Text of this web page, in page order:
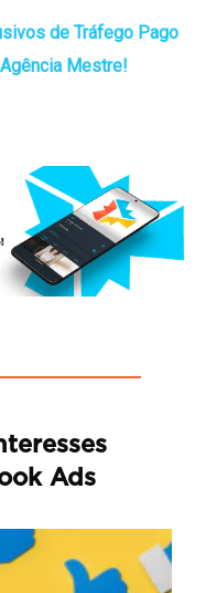
de Tráfego Pago
Mestre!
Ads